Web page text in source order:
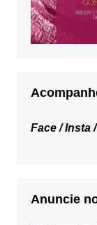
Face /Insta /
Anuncie